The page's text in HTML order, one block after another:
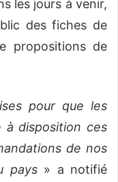
les jours à venir,
des fiches de
propositions de
pour que les
à disposition ces
de nos
pays» a notifié